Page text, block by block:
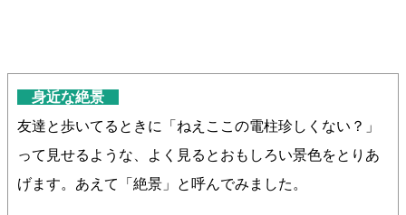
身近な絶景
友達と歩いてるときに「ねえここの電柱珍しくない？」
って見せるような、よく見るとおもしろい景色をとりあ
げます。あえて「絶景」と呼んでみました。